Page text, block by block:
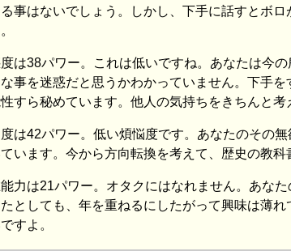
事はないでしょう。しかし、下手に話すとボ
は38パワー。これは低いですね。あなたは今
事を迷惑だと思うかわかっていません。下手
すら秘めています。他人の気持ちをきちんと考
は42パワー。低い煩悩度です。あなたのその
います。今から方向転換を考えて、歴史の教科
力は21パワー。オタクにはなれません。あな
としても、年を重ねるにしたがって興味は薄
すよ。